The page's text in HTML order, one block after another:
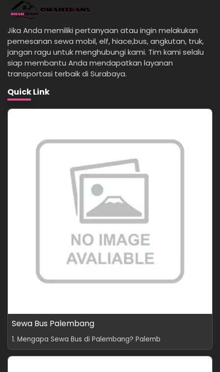
Jika Anda memiliki pertanyaan atau ingin melakukan
pemesanan sewa mobil, elf, hiace,bus, angkutan, truk,
jangan ragu untuk menghubungi kami. Tim kami selalu
siap membantu Anda mendapatkan layanan
transportasi terbaik di Surabaya.
Quick Link
Sewa Bus Palembang
1. Mengapa Sewa Bus di Palembang? Palemb